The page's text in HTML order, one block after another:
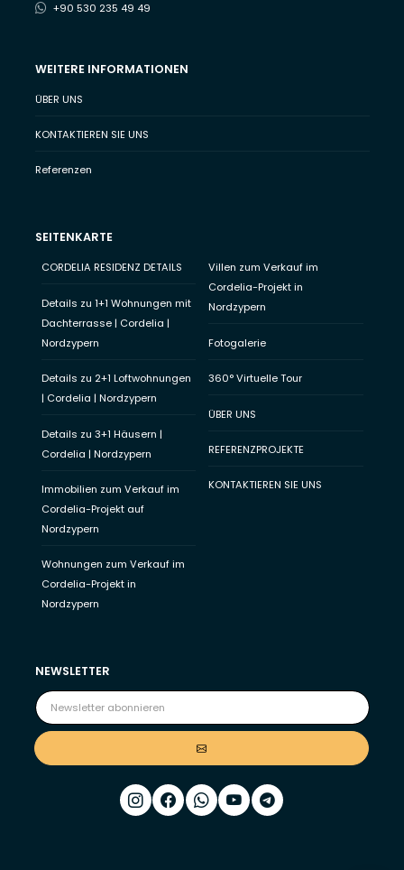
+90 530 235 49 49
WEITERE INFORMATIONEN
ÜBER UNS
KONTAKTIEREN SIE UNS
Referenzen
SEITENKARTE
CORDELIA RESIDENZ DETAILS
Details zu 1+1 Wohnungen mit
Dachterrasse | Cordelia |
Nordzypern
Details zu 2+1 Loftwohnungen
| Cordelia | Nordzypern
Details zu 3+1 Häusern |
Cordelia | Nordzypern
Immobilien zum Verkauf im
Cordelia-Projekt auf
Nordzypern
Wohnungen zum Verkauf im
Cordelia-Projekt in
Nordzypern
Villen zum Verkauf im
Cordelia-Projekt in
Nordzypern
Fotogalerie
360° Virtuelle Tour
ÜBER UNS
REFERENZPROJEKTE
KONTAKTIEREN SIE UNS
NEWSLETTER